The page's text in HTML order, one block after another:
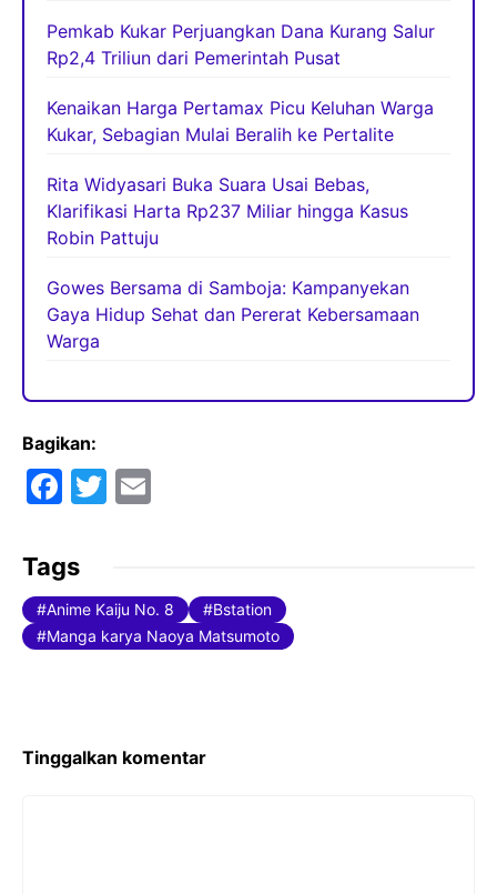
Pemkab Kukar Perjuangkan Dana Kurang Salur
Rp2,4 Triliun dari Pemerintah Pusat
Kenaikan Harga Pertamax Picu Keluhan Warga
Kukar, Sebagian Mulai Beralih ke Pertalite
Rita Widyasari Buka Suara Usai Bebas,
Klarifikasi Harta Rp237 Miliar hingga Kasus
Robin Pattuju
Gowes Bersama di Samboja: Kampanyekan
Gaya Hidup Sehat dan Pererat Kebersamaan
Warga
Bagikan:
F
c
e
b
o
T
er l
Tags
Anime Kaiju No. 8
Bstation
Manga karya Naoya Matsumoto
Tinggalkan komentar